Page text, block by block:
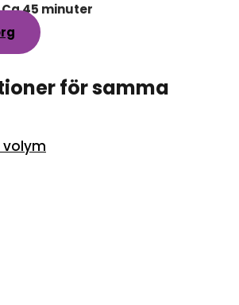
45 minuter
för samma
volym